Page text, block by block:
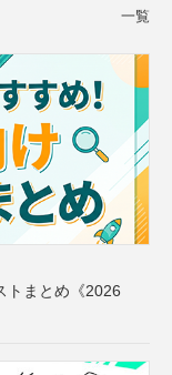
一覧
トまとめ《2026